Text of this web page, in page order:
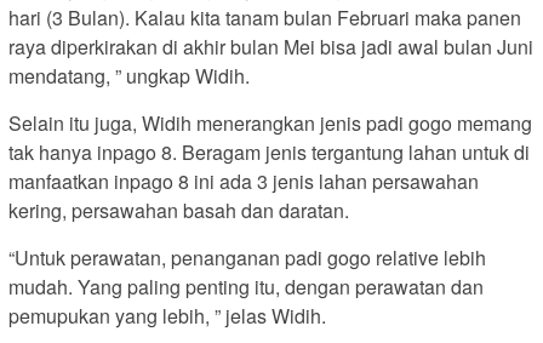
hari (3 Bulan). Kalau kita tanam bulan Februari maka panen
raya diperkirakan di akhir bulan Mei bisa jadi awal bulan Juni
mendatang, ” ungkap Widih.
Selain itu juga, Widih menerangkan jenis padi gogo memang
tak hanya inpago 8. Beragam jenis tergantung lahan untuk di
manfaatkan inpago 8 ini ada 3 jenis lahan persawahan
kering, persawahan basah dan daratan.
“Untuk perawatan, penanganan padi gogo relative lebih
mudah. Yang paling penting itu, dengan perawatan dan
pemupukan yang lebih, ” jelas Widih.